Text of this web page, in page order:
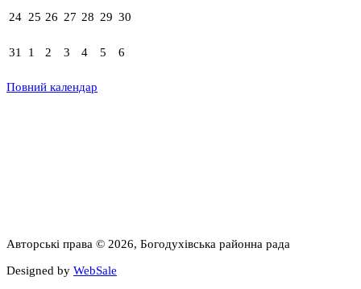
24 25 26 27 28 29 30
31 1 2 3 4 5 6
Повний календар
Авторські права © 2026, Богодухівська районна рада
Designed by WebSale